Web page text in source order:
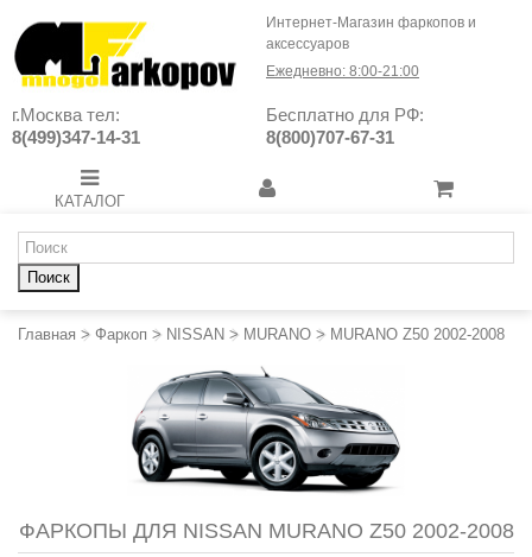
Интернет-Магазин фаркопов и
аксессуаров
Ежедневно: 8:00-21:00
г.Москва тел:
8(499)347-14-31
Бесплатно для РФ:
8(800)707-67-31
КАТАЛОГ
Поиск
Главная > Фаркоп > NISSAN > MURANO > MURANO Z50 2002-2008
ФАРКОПЫ ДЛЯ NISSAN MURANO Z50 2002-2008